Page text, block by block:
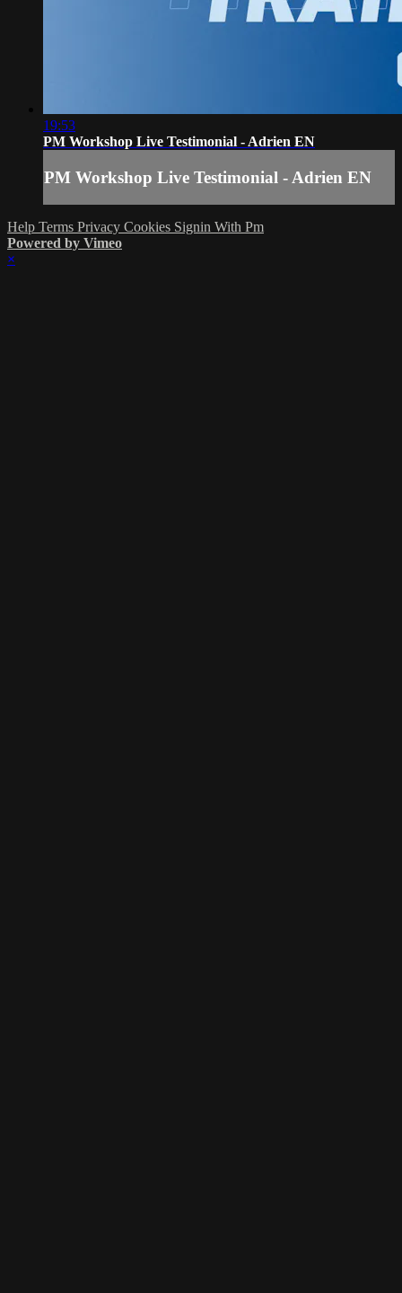
19:53
PM Workshop Live Testimonial - Adrien EN
PM Workshop Live Testimonial - Adrien EN
Help Terms Privacy Cookies Signin With Pm
Powered by Vimeo
×